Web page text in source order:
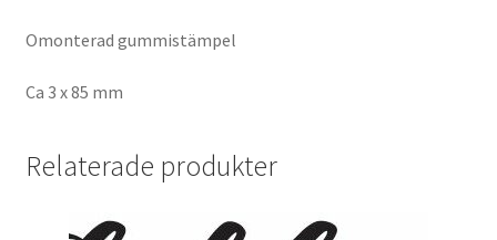
Omonterad gummistämpel
Ca 3 x 85 mm
Relaterade produkter